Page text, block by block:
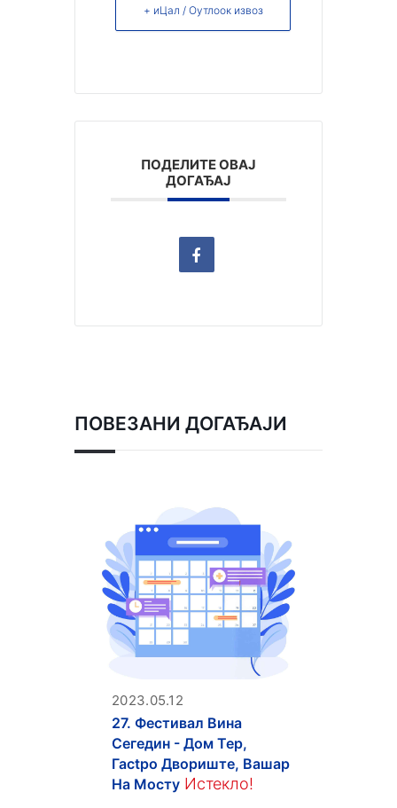
+ иЦал / Оутлоок извоз
ПОДЕЛИТЕ ОВАЈ
ДОГАЂАЈ
ПОВЕЗАНИ ДОГАЂАЈИ
2023.05.12
27. Фестивал Вина
Сегедин - Дом Тер,
Гасtpo Двориште, Вашар
На Мосту Истекло!